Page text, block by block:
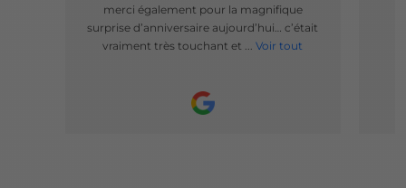
merci également pour la magnifique
surprise d’anniversaire aujourd’hui… c’était
vraiment très touchant et ...Voir tout